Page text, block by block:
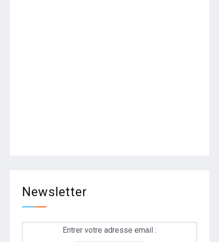
Newsletter
Entrer votre adresse email :